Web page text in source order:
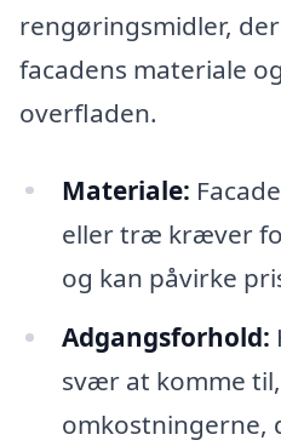
rengøringsmidler,
facadens materiale
overfladen.
Materiale:
eller træ kræver
og kan påvirke
Adgangsforhold:
svær at komme
omkostningerne,